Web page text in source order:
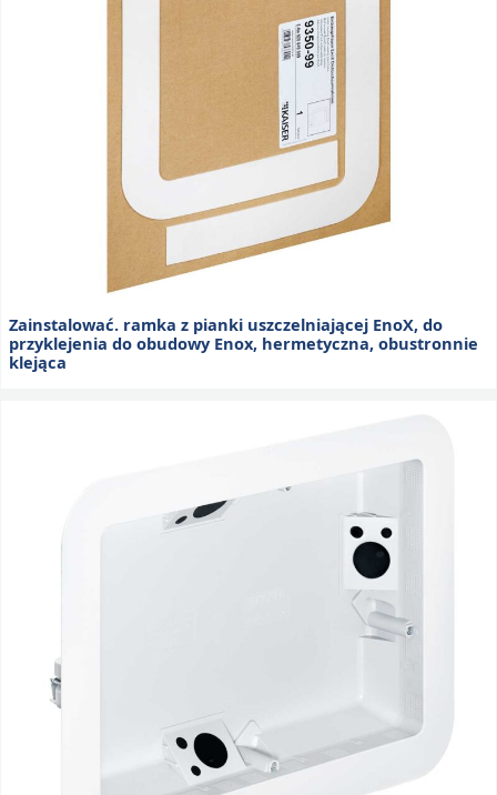
Zainstalować. ramka z pianki uszczelniającej EnoX, do
przyklejenia do obudowy Enox, hermetyczna, obustronnie
klejąca